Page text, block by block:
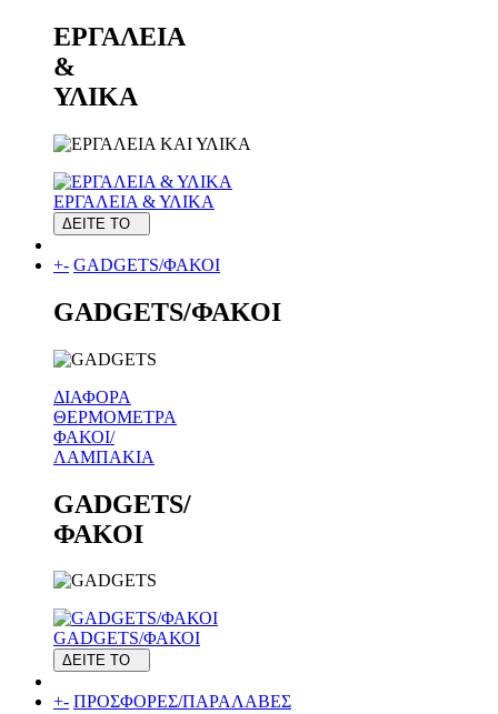
ΕΡΓΑΛΕΙΑ
&
ΥΛΙΚΑ
ΕΡΓΑΛΕΙΑ & ΥΛΙΚΑ
ΔΕΙΤΕ ΤΟ
+- GADGETS/ΦΑΚΟΙ
GADGETS/ΦΑΚΟΙ
ΔΙΑΦΟΡΑ
ΘΕΡΜΟΜΕΤΡΑ
ΦΑΚΟΙ/
ΛΑΜΠΑΚΙΑ
GADGETS/
ΦΑΚΟΙ
GADGETS/ΦΑΚΟΙ
ΔΕΙΤΕ ΤΟ
+- ΠΡΟΣΦΟΡΕΣ/ΠΑΡΑΛΑΒΕΣ